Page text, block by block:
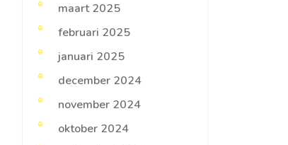
maart 2025
februari 2025
januari 2025
december 2024
november 2024
oktober 2024